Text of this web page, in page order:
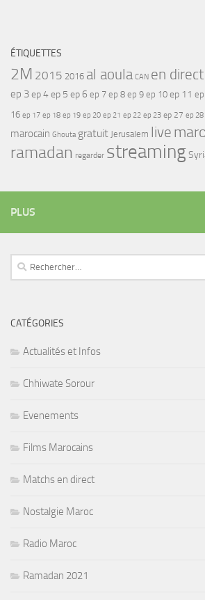
ÉTIQUETTES
2M 2015 2016 al aoula CAN en direct
ep 3ep 4ep 5 ep 6 ep 7 ep 8 ep 9 ep 10 ep 11
16 ep 17 ep 18 ep 19 ep 20 ep 21 ep 22 ep 23 ep 27 ep 28
marocain Ghouta gratuit Jerusalem live
ramadan regarder streaming
PLUS
Rechercher :
CATÉGORIES
Actualités et Infos
Chhiwate Sorour
Evenements
Films Marocains
Matchs en direct
Nostalgie Maroc
Radio Maroc
Ramadan 2021